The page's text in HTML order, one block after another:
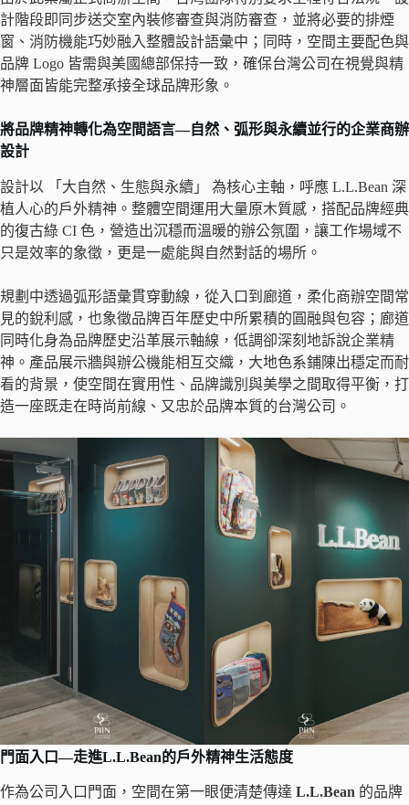
計階段即同步送交室內裝修審查與消防審查，並將必要的排煙
窗、消防機能巧妙融入整體設計語彙中；同時，空間主要配色與
品牌 Logo 皆需與美國總部保持一致，確保台灣公司在視覺與精
神層面皆能完整承接全球品牌形象。
將品牌精神轉化為空間語言—自然、弧形與永續並行的企業商辦
設計
設計以 「大自然、生態與永續」 為核心主軸，呼應 L.L.Bean 深
植人心的戶外精神。整體空間運用大量原木質感，搭配品牌經典
的復古綠 CI 色，營造出沉穩而溫暖的辦公氛圍，讓工作場域不
只是效率的象徵，更是一處能與自然對話的場所。
規劃中透過弧形語彙貫穿動線，從入口到廊道，柔化商辦空間常
見的銳利感，也象徵品牌百年歷史中所累積的圓融與包容；廊道
同時化身為品牌歷史沿革展示軸線，低調卻深刻地訴說企業精
神。產品展示牆與辦公機能相互交織，大地色系鋪陳出穩定而耐
看的背景，使空間在實用性、品牌識別與美學之間取得平衡，打
造一座既走在時尚前線、又忠於品牌本質的台灣公司。
門面入口—走進L.L.Bean的戶外精神生活態度
作為公司入口門面，空間在第一眼便清楚傳達 L.L.Bean 的品牌